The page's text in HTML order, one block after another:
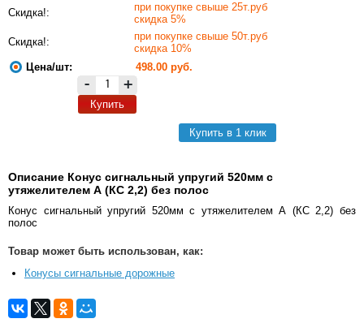
Скидка!:
при покупке свыше 25т.руб
скидка 5%
Скидка!:
при покупке свыше 50т.руб
скидка 10%
Цена/шт:
498.00 руб.
- +
Купить
Купить в 1 клик
Описание Конус сигнальный упругий 520мм с
утяжелителем А (КС 2,2) без полос
Конус сигнальный упругий 520мм с утяжелителем А (КС 2,2) без
полос
Товар может быть использован, как:
Конусы сигнальные дорожные